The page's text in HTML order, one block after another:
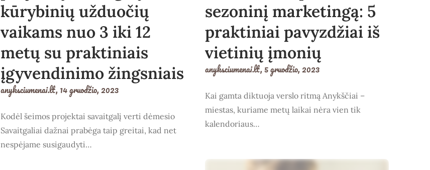
kūrybinių užduočių
vaikams nuo 3 iki 12
metų su praktiniais
įgyvendinimo žingsniais
anyksciumenai.lt,14 gruodžio, 2023
Kodėl šeimos projektai savaitgalį verti dėmesio
Savaitgaliai dažnai prabėga taip greitai, kad net
nespėjame susigaudyti…
sezoninį marketingą: 5
praktiniai pavyzdžiai iš
vietinių įmonių
anyksciumenai.lt,5 gruodžio, 2023
Kai gamta diktuoja verslo ritmą Anykščiai –
miestas, kuriame metų laikai nėra vien tik
kalendoriaus…